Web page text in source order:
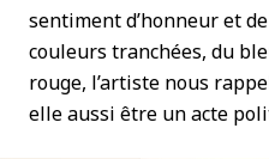
sentiment d’honneur et
couleurs tranchées, du
rouge, l’artiste nous
elle aussi être un acte